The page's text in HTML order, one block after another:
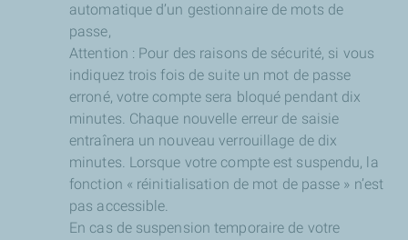
automatique d’un gestionnaire de mots de
passe,
Attention : Pour des raisons de sécurité, si vous
indiquez trois fois de suite un mot de passe
erroné, votre compte sera bloqué pendant dix
minutes. Chaque nouvelle erreur de saisie
entraînera un nouveau verrouillage de dix
minutes. Lorsque votre compte est suspendu, la
fonction « réinitialisation de mot de passe » n’est
pas accessible.
En cas de suspension temporaire de votre